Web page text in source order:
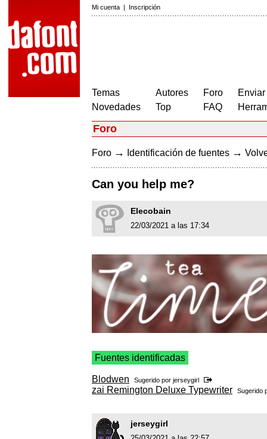
Mi cuenta | Inscripción
Temas
Novedades
Autores
Top
Foro
FAQ
Foro
Foro → Identificación de fuentes →
Can you help me?
Elecobain
22/03/2021 a las 17:34
Fuentes identificadas
Blodwen Sugerido por jerseygirl
zai Remington Deluxe Typewriter Sugerido
jerseygirl